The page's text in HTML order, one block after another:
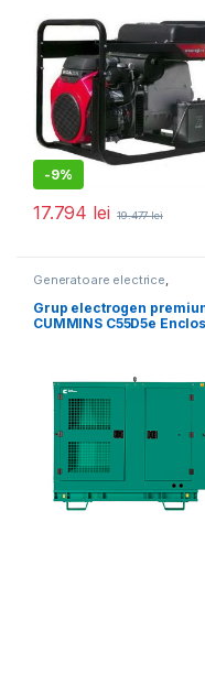
-9%
17.794 lei 19.477lei
Generatoare electrice,
Grup electrogen
CUMMINS C55D5e